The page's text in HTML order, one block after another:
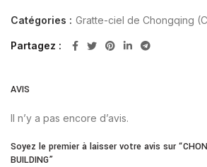
Catégories : Gratte-ciel de Chongqing
Partagez
AVIS
Il n’y a pas encore d’avis.
Soyez le premier à laisser votre avis sur
BUILDING”